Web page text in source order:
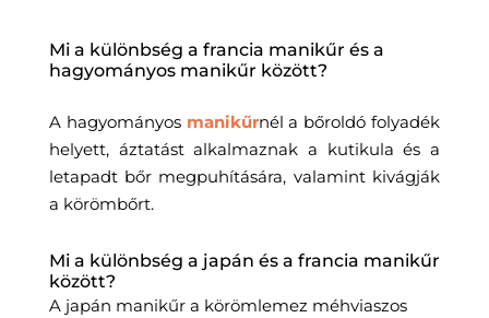
Mi a különbség a francia manikűr és a
hagyományos manikűr között?
A hagyományos manikűrnél a bőroldó folyadék
helyett, áztatást alkalmaznak a kutikula és a
letapadt bőr megpuhítására, valamint kivágják
a körömbőrt.
Mi a különbség a japán és a francia manikűr
között?
A japán manikűr a körömlemez méhviaszos